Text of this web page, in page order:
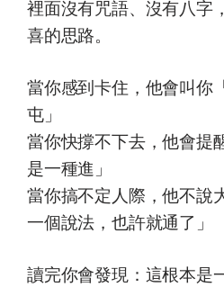
裡面沒有咒語、沒有八字
喜的思路。
當你感到卡住，他會叫你
屯」
當你快撐不下去，他會提
是一種進」
當你搞不定人際，他不說
一個說法，也許就通了」
讀完你會發現：這根本是